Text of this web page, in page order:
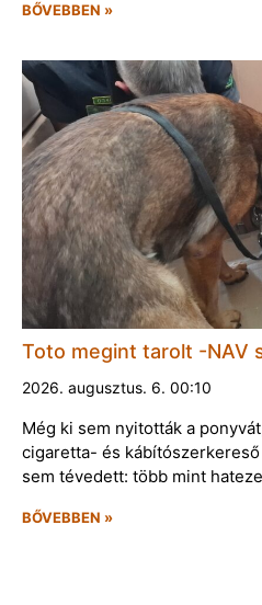
BŐVEBBEN »
Toto megint tarolt -NAV
2026. augusztus. 6. 00:10
Még ki sem nyitották a
cigaretta- és
sem tévedett: több mint
BŐVEBBEN »